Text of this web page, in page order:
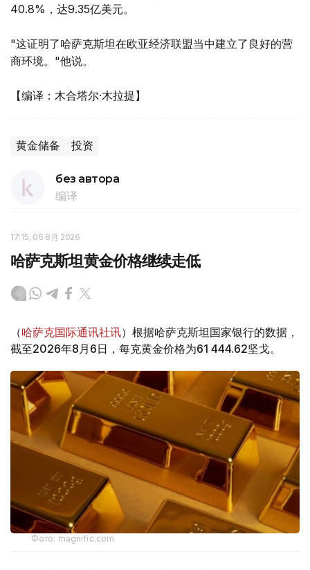
40.8%，达9.35亿美元。
"这证明了哈萨克斯坦在欧亚经济联盟当中建立了良好的营
商环境。"他说。
【编译：木合塔尔·木拉提】
黄金储备 投资
без автора
编译
17:15, 06 8月 2026
哈萨克斯坦黄金价格继续走低
（哈萨克国际通讯社讯）根据哈萨克斯坦国家银行的数据，
截至2026年8月6日，每克黄金价格为61 444.62坚戈。
Фото: magnific.com